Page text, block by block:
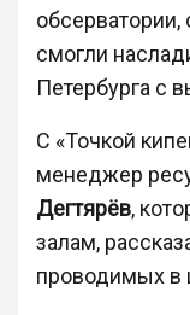
смогли
Петербурга с
С «Точкой
менеджер
Дегтярёв,
залам,
проводимых в